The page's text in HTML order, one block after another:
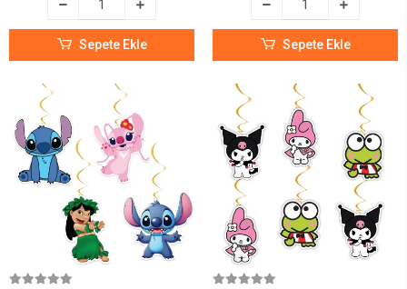
Sepete Ekle Sepete Ekle